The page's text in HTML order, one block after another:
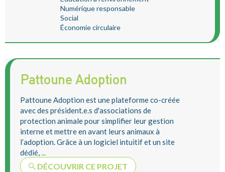
Numérique responsable
Social
Économie circulaire
Pattoune Adoption
Pattoune Adoption est une plateforme co-créée
avec des président.e.s d'associations de
protection animale pour simplifier leur gestion
interne et mettre en avant leurs animaux à
l’adoption. Grâce à un logiciel intuitif et un site
dédié,...
DÉCOUVRIR CE PROJET